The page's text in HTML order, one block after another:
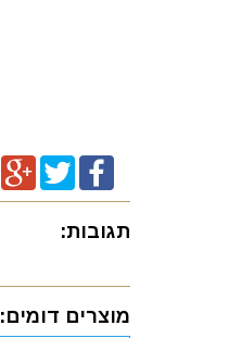
תגובות:
מוצרים דומים: